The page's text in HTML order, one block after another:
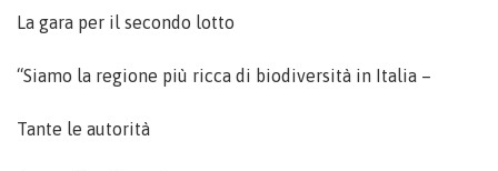
La gara per il secondo lotto
“Siamo la regione più ricca di biodiversità in Italia –
Tante le autorità